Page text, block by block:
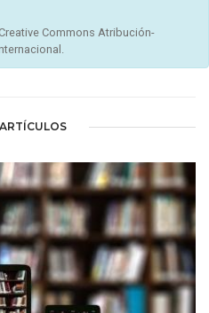
Commons Atribución-